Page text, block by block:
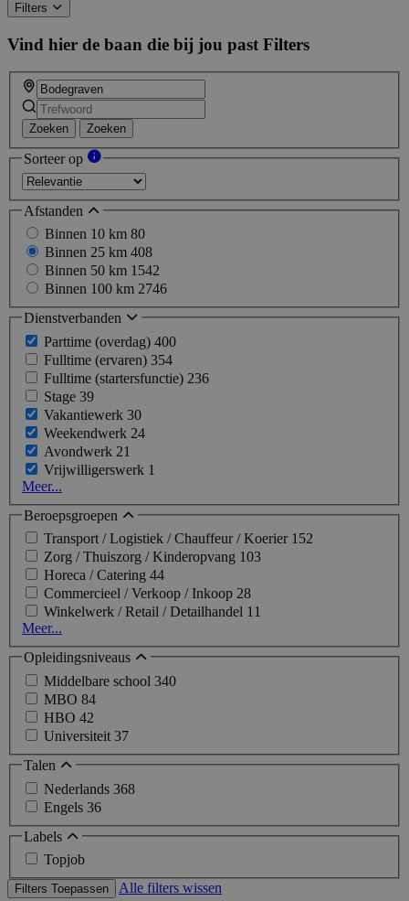
Filters
Vind hier de baan die bij jou past Filters
Zoeken Zoeken
Sorteer op
Afstanden
Binnen 10 km 80
Binnen 25 km 408
Binnen 50 km 1542
Binnen 100 km 2746
Dienstverbanden
Parttime (overdag) 400
Fulltime (ervaren) 354
Fulltime (startersfunctie) 236
Stage 39
Vakantiewerk 30
Weekendwerk 24
Avondwerk 21
Vrijwilligerswerk 1
Meer...
Beroepsgroepen
Transport / Logistiek / Chauffeur / Koerier 152
Zorg / Thuiszorg / Kinderopvang 103
Horeca / Catering 44
Commercieel / Verkoop / Inkoop 28
Winkelwerk / Retail / Detailhandel 11
Meer...
Opleidingsniveaus
Middelbare school 340
MBO 84
HBO 42
Universiteit 37
Talen
Nederlands 368
Engels 36
Labels
Topjob
Filters Toepassen Alle filters wissen